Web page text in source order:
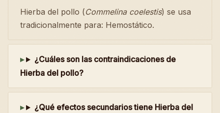
Hierba del pollo (Commelina coelestis) se usa
tradicionalmente para: Hemostático.
¿Cuáles son las contraindicaciones de
Hierba del pollo?
¿Qué efectos secundarios tiene Hierba del